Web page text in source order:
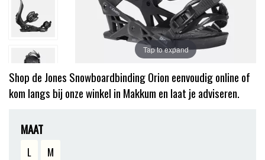
Tap to expand
Shop de Jones Snowboardbinding Orion eenvoudig online of
kom langs bij onze winkel in Makkum en laat je adviseren.
MAAT
L M